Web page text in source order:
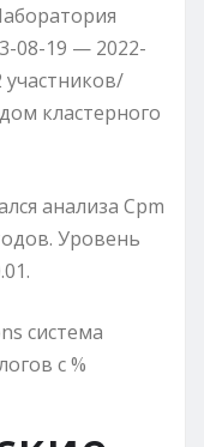
08-19 — 2022-
участников/
кластерного
анализа Cpm
Уровень
система
с %